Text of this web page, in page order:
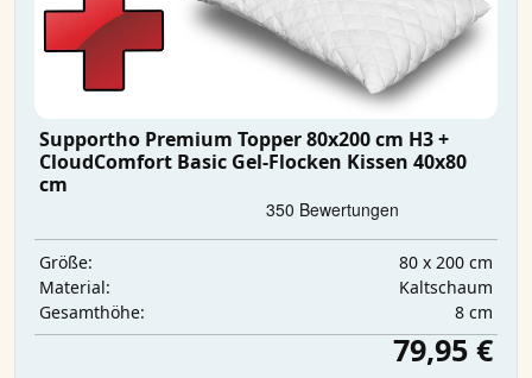
Supportho Premium Topper 80x200 cm H3 +
CloudComfort Basic Gel-Flocken Kissen 40x80
cm
Größe:
80 x 200 cm
Material:
Kaltschaum
Gesamthöhe:
8 cm
79,95 €